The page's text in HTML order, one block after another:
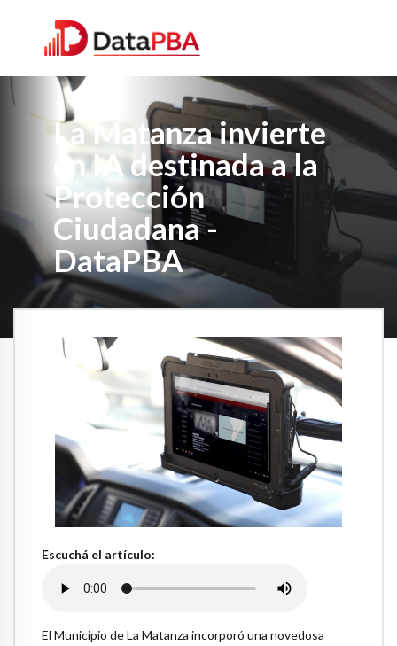
La Matanza invierte
en IA destinada a la
Protección
Ciudadana -
DataPBA
Escuchá el artículo:
El Municipio de La Matanza incorporó una novedosa